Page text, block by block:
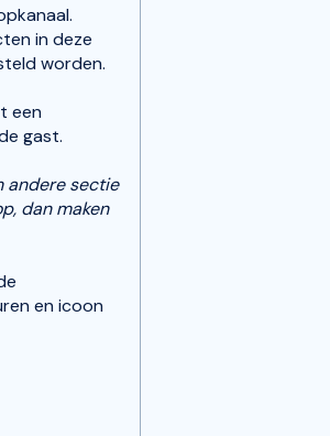
in deze
worden.
een
gast.
andere sectie
dan maken
en icoon